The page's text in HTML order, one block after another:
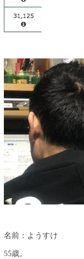
名前：ようすけ
55歳。